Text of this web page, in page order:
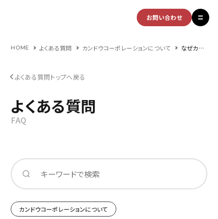
お問い合わせ
HOME よくある質問 カンドウコーポレーションについて なぜカンドウコーポレーションは「設計」を重視するのですか？
よくある質問トップへ戻る
よくある質問
FAQ
カンドウコーポレーションについて